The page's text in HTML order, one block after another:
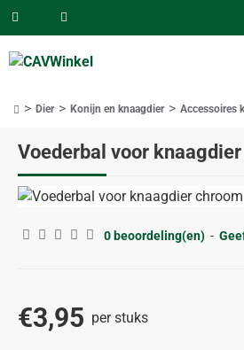
Voederbal voor
Dier Konijn en knaagdier Accessoires
0 beoordeling(en) -
€3,95 per stuks